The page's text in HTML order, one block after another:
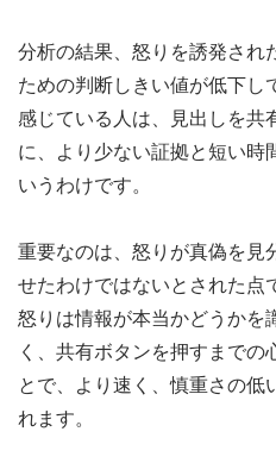
分析の結果、怒りを誘発され
ための判断しきい値が低下し
感じている人は、見出しを共
に、より少ない証拠と短い時
いうわけです。
重要なのは、怒りが真偽を見
せたわけではないとされた点
怒りは情報が本当かどうかを
く、共有ボタンを押すまで
とで、より速く、慎重さの低
れます。